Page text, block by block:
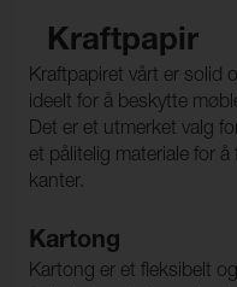
Kraftpapir
Kraftpapiret vårt er solid
ideelt for å beskytte
Det er et utmerket valg
et pålitelig materiale for
kanter.
Kartong
Kartong er et fleksibelt